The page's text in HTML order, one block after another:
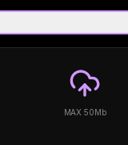
MAX 50Mb